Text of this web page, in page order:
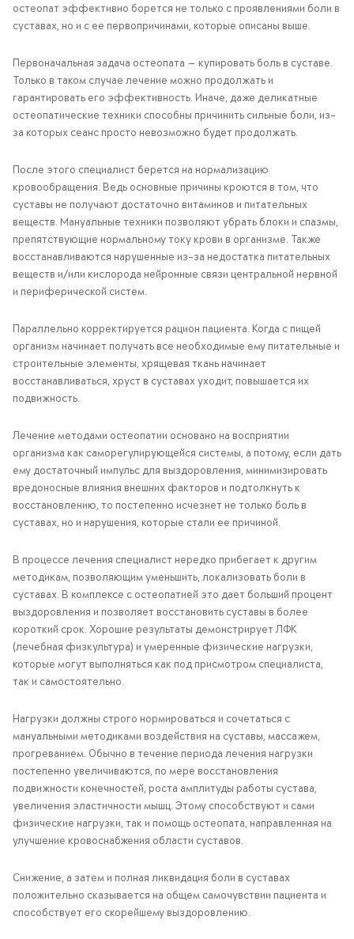
остеопат эффективно борется не только с проявлениями боли в
суставах, но и с ее первопричинами, которые описаны выше.
Первоначальная задача остеопата — купировать боль в суставе.
Только в таком случае лечение можно продолжать и
гарантировать его эффективность. Иначе, даже деликатные
остеопатические техники способны причинить сильные боли, из-
за которых сеанс просто невозможно будет продолжать.
После этого специалист берется на нормализацию
кровообращения. Ведь основные причины кроются в том, что
суставы не получают достаточно витаминов и питательных
веществ. Мануальные техники позволяют убрать блоки и спазмы,
препятствующие нормальному току крови в организме. Также
восстанавливаются нарушенные из-за недостатка питательных
веществ и/или кислорода нейронные связи центральной нервной
и периферической систем.
Параллельно корректируется рацион пациента. Когда с пищей
организм начинает получать все необходимые ему питательные и
строительные элементы, хрящевая ткань начинает
восстанавливаться, хруст в суставах уходит, повышается их
подвижность.
Лечение методами остеопатии основано на восприятии
организма как саморегулирующейся системы, а потому, если дать
ему достаточный импульс для выздоровления, минимизировать
вредоносные влияния внешних факторов и подтолкнуть к
восстановлению, то постепенно исчезнет не только боль в
суставах, но и нарушения, которые стали ее причиной.
В процессе лечения специалист нередко прибегает к другим
методикам, позволяющим уменьшить, локализовать боли в
суставах. В комплексе с остеопатией это дает больший процент
выздоровления и позволяет восстановить суставы в более
короткий срок. Хорошие результаты демонстрирует ЛФК
(лечебная физкультура) и умеренные физические нагрузки,
которые могут выполняться как под присмотром специалиста,
так и самостоятельно.
Нагрузки должны строго нормироваться и сочетаться с
мануальными методиками воздействия на суставы, массажем,
прогреванием. Обычно в течение периода лечения нагрузки
постепенно увеличиваются, по мере восстановления
подвижности конечностей, роста амплитуды работы сустава,
увеличения эластичности мышц. Этому способствуют и сами
физические нагрузки, так и помощь остеопата, направленная на
улучшение кровоснабжения области суставов.
Снижение, а затем и полная ликвидация боли в суставах
положительно сказывается на общем самочувствии пациента и
способствует его скорейшему выздоровлению.